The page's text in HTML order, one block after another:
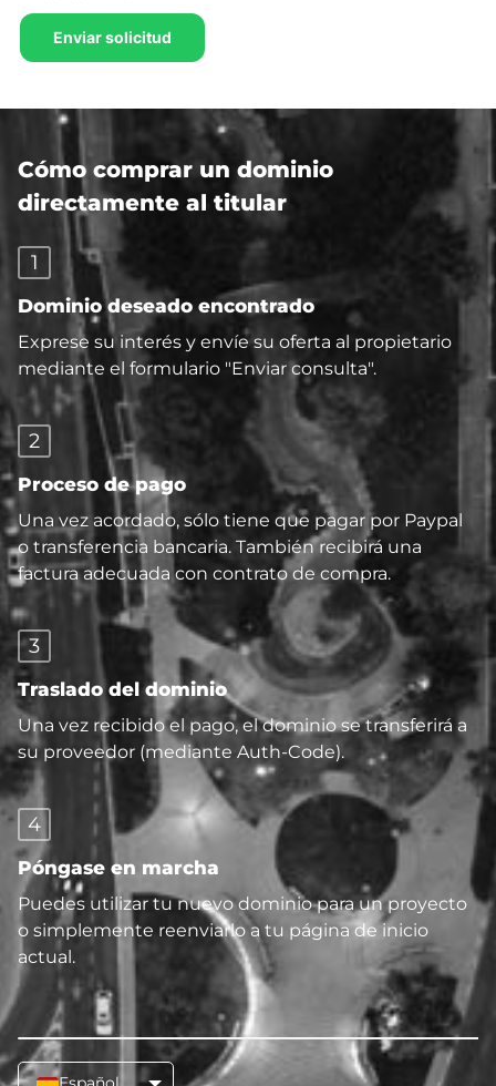
Cómo comprar un dominio
directamente al titular
1
Dominio deseado encontrado
Exprese su interés y envíe su oferta al propietario
mediante el formulario "Enviar consulta".
2
Proceso de pago
Una vez acordado, sólo tiene que pagar por Paypal
o transferencia bancaria. También recibirá una
factura adecuada con contrato de compra.
3
Traslado del dominio
Una vez recibido el pago, el dominio se transferirá a
su proveedor (mediante Auth-Code).
4
Póngase en marcha
Puedes utilizar tu nuevo dominio para un proyecto
o simplemente reenviarlo a tu página de inicio
actual.